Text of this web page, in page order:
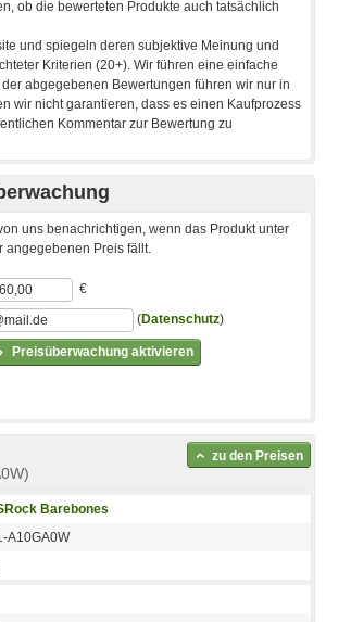
uns benachrichtigen, wenn das Produkt unter
angegebenen Preis fällt.
Preisüberwachung aktivieren
€
(Datenschutz)
zu den Preisen
Barebones
A10GA0W